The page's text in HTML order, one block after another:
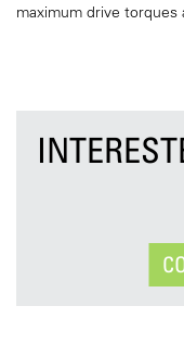
maximum drive